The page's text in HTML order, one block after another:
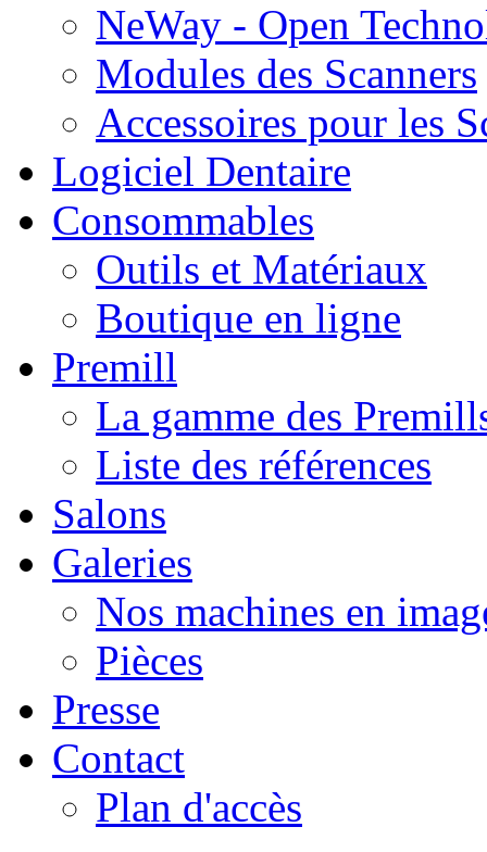
NeWay - Open
Modules des Scanners
Accessoires pour les
Logiciel Dentaire
Consommables
Outils et Matériaux
Boutique en ligne
Premill
La gamme des
Liste des références
Salons
Galeries
Nos machines en
Pièces
Presse
Contact
Plan d'accès